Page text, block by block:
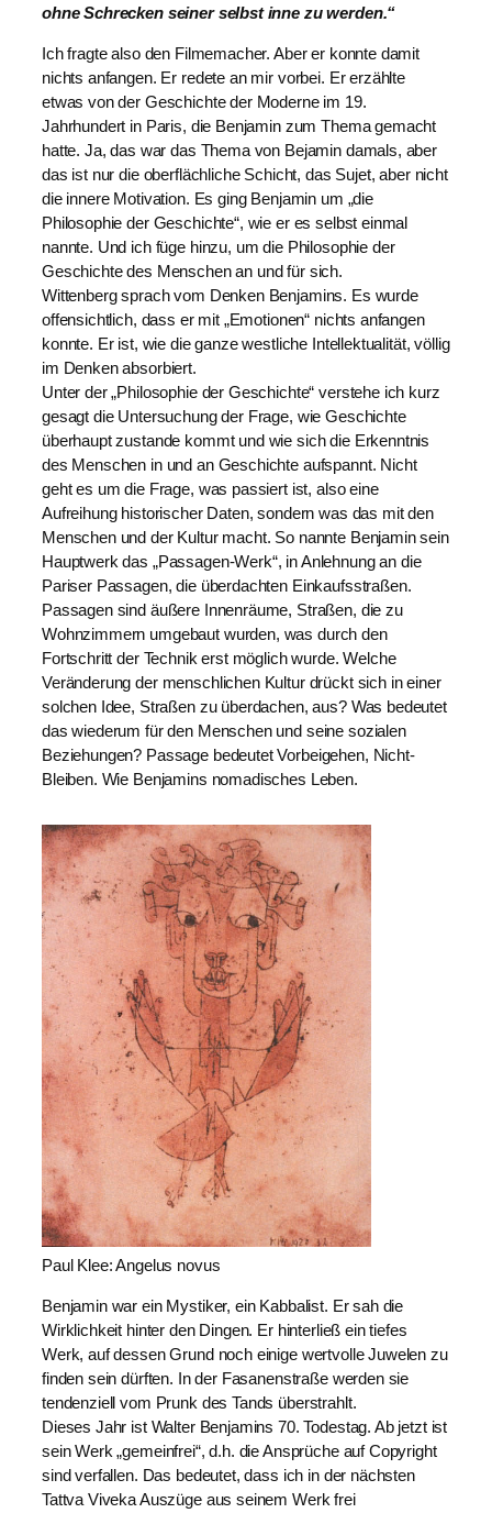
ohne Schrecken seiner selbst inne zu werden.“
Ich fragte also den Filmemacher. Aber er konnte damit
nichts anfangen. Er redete an mir vorbei. Er erzählte
etwas von der Geschichte der Moderne im 19.
Jahrhundert in Paris, die Benjamin zum Thema gemacht
hatte. Ja, das war das Thema von Bejamin damals, aber
das ist nur die oberflächliche Schicht, das Sujet, aber nicht
die innere Motivation. Es ging Benjamin um „die
Philosophie der Geschichte“, wie er es selbst einmal
nannte. Und ich füge hinzu, um die Philosophie der
Geschichte des Menschen an und für sich.
Wittenberg sprach vom Denken Benjamins. Es wurde
offensichtlich, dass er mit „Emotionen“ nichts anfangen
konnte. Er ist, wie die ganze westliche Intellektualität, völlig
im Denken absorbiert.
Unter der „Philosophie der Geschichte“ verstehe ich kurz
gesagt die Untersuchung der Frage, wie Geschichte
überhaupt zustande kommt und wie sich die Erkenntnis
des Menschen in und an Geschichte aufspannt. Nicht
geht es um die Frage, was passiert ist, also eine
Aufreihung historischer Daten, sondern was das mit den
Menschen und der Kultur macht. So nannte Benjamin sein
Hauptwerk das „Passagen-Werk“, in Anlehnung an die
Pariser Passagen, die überdachten Einkaufsstraßen.
Passagen sind äußere Innenräume, Straßen, die zu
Wohnzimmern umgebaut wurden, was durch den
Fortschritt der Technik erst möglich wurde. Welche
Veränderung der menschlichen Kultur drückt sich in einer
solchen Idee, Straßen zu überdachen, aus? Was bedeutet
das wiederum für den Menschen und seine sozialen
Beziehungen? Passage bedeutet Vorbeigehen, Nicht-
Bleiben. Wie Benjamins nomadisches Leben.
Paul Klee: Angelus novus
Benjamin war ein Mystiker, ein Kabbalist. Er sah die
Wirklichkeit hinter den Dingen. Er hinterließ ein tiefes
Werk, auf dessen Grund noch einige wertvolle Juwelen zu
finden sein dürften. In der Fasanenstraße werden sie
tendenziell vom Prunk des Tands überstrahlt.
Dieses Jahr ist Walter Benjamins 70. Todestag. Ab jetzt ist
sein Werk „gemeinfrei“, d.h. die Ansprüche auf Copyright
sind verfallen. Das bedeutet, dass ich in der nächsten
Tattva Viveka Auszüge aus seinem Werk frei